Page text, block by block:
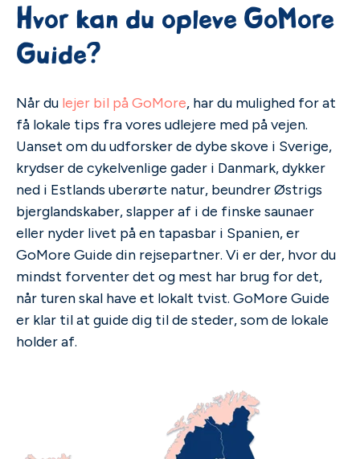
Hvor kan du opleve GoMore
Guide?
Når du lejer bil på GoMore, har du mulighed for at
få lokale tips fra vores udlejere med på vejen.
Uanset om du udforsker de dybe skove i Sverige,
krydser de cykelvenlige gader i Danmark, dykker
ned i Estlands uberørte natur, beundrer Østrigs
bjerglandskaber, slapper af i de finske saunaer
eller nyder livet på en tapasbar i Spanien, er
GoMore Guide din rejsepartner. Vi er der, hvor du
mindst forventer det og mest har brug for det,
når turen skal have et lokalt tvist. GoMore Guide
er klar til at guide dig til de steder, som de lokale
holder af.